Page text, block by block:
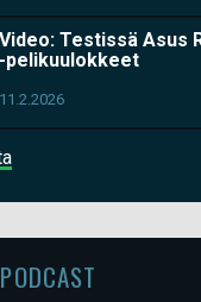
Video: Testissä Asus
-pelikuulokkeet
11.2.2026